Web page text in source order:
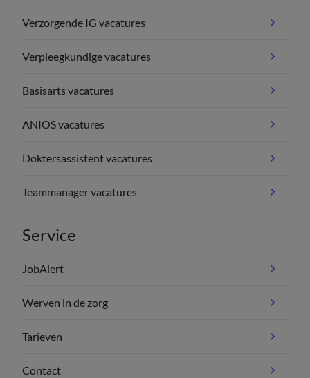
Verzorgende IG vacatures
Verpleegkundige vacatures
Basisarts vacatures
ANIOS vacatures
Doktersassistent vacatures
Teammanager vacatures
Service
JobAlert
Werven in de zorg
Tarieven
Contact